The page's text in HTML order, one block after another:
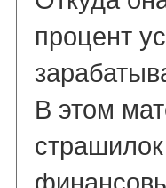
процент
В этом